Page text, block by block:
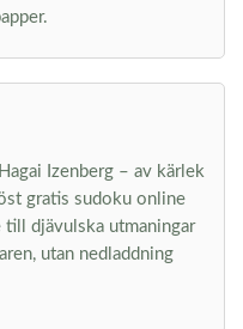
Izenberg – av kärlek
gratis sudoku online
till djävulska utmaningar
utan nedladdning